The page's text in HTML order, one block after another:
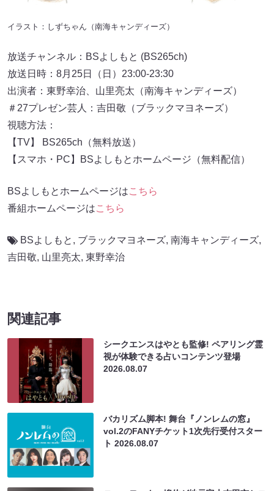
イラスト：しずちゃん（南海キャンディーズ）
放送チャンネル：BSよしもと (BS265ch)
放送日時：8月25日（日）23:00-23:30
出演者：東野幸治、山里亮太（南海キャンディーズ）
＃27プレゼン芸人：吉田敬（ブラックマヨネーズ）
視聴方法：
【TV】 BS265ch（無料放送）
【スマホ・PC】BSよしもとホームページ（無料配信）
BSよしもとホームページはこちら
番組ホームページはこちら
BSよしもと , ブラックマヨネーズ, 南海キャンディーズ,
吉田敬, 山里亮太, 東野幸治
関連記事
シークエンスはやとも監修! ペアリング霊
視が体験できる占いコンテンツ登場
2026.08.07
バカリズム脚本! 舞台『ノンレムの窓』
vol.2のFANYチケット1次先行受付スター
ト2026.08.07